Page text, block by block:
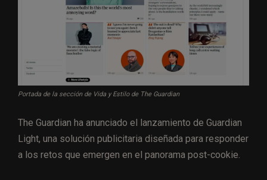
Portada de la sección de Vida y Estilo de The Guardian
The Guardian ha anunciado el lanzamiento de Guardian
Light, una solución publicitaria diseñada para responder
a los retos que emergen en el panorama post-cookie.